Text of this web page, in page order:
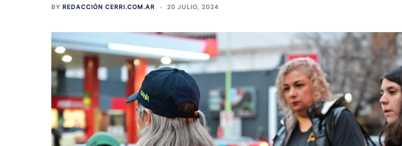
BY REDACCIÓN CERRI.COM.AR 20 JULIO, 2024